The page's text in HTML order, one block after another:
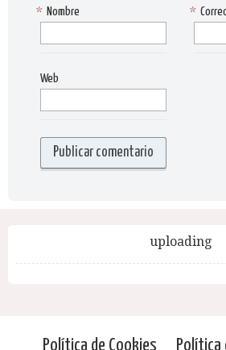
Nombre
* *
Web
uploading
Política de Cookies Política